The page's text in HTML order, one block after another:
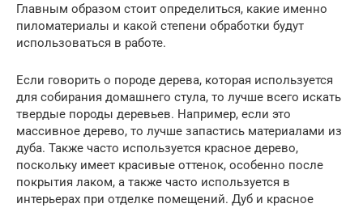
Главным образом стоит определиться, какие именно
пиломатериалы и какой степени обработки будут
использоваться в работе.
Если говорить о породе дерева, которая используется
для собирания домашнего стула, то лучше всего искать
твердые породы деревьев. Например, если это
массивное дерево, то лучше запастись материалами из
дуба. Также часто используется красное дерево,
поскольку имеет красивые оттенок, особенно после
покрытия лаком, а также часто используется в
интерьерах при отделке помещений. Дуб и красное